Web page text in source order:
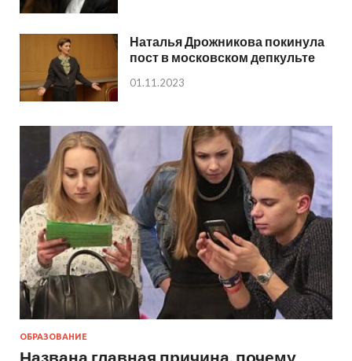
Наталья Дрожникова покинула
пост в московском депкульте
01.11.2023
ОБРАЗОВАНИЕ
Названа главная причина, почему